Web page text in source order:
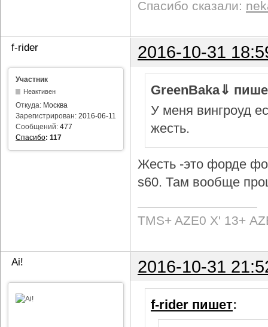
Спасибо сказали:
f-rider 2016-10-31
Участник
Неактивен
Откуда: Москва
Зарегистрирован: 2016-06-11
Сообщений: 477
Спасибо: 117
GreenBaka⇓
У меня вингроуд
жесть.
Жесть -это форде
s60. Там вообще
TMS+ AZE0 Х' 13+
Ai! 2016-10-31
f-rider пишет: